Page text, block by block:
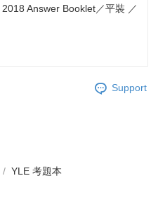
Answer Booklet／平裝 ／
Support
YLE 考題本